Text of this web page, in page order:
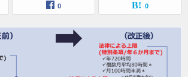
0 0